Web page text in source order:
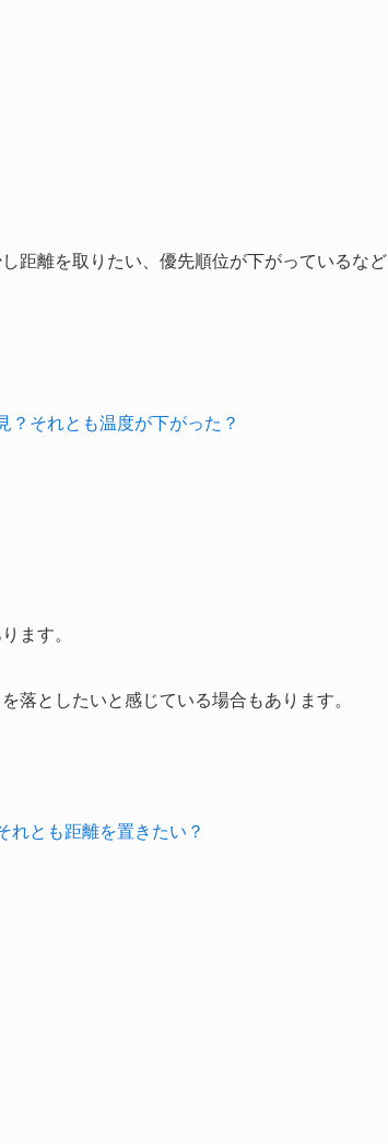
距離を取りたい、優先順位が下がっているなど
？それとも温度が下がった？
ます。
落としたいと感じている場合もあります。
れとも距離を置きたい？